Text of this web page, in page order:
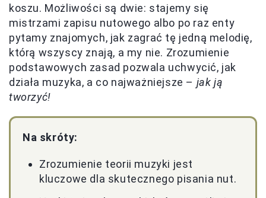
koszu. Możliwości są dwie: stajemy się
mistrzami zapisu nutowego albo po raz enty
pytamy znajomych, jak zagrać tę jedną melodię,
którą wszyscy znają, a my nie. Zrozumienie
podstawowych zasad pozwala uchwycić, jak
działa muzyka, a co najważniejsze – jak ją
tworzyć!
Na skróty:
Zrozumienie teorii muzyki jest
kluczowe dla skutecznego pisania nut.